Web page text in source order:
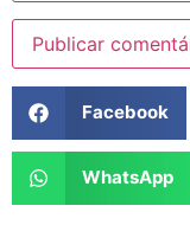
Facebook
WhatsApp